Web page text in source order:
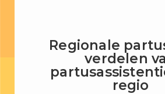
Regionale
verdelen
regio